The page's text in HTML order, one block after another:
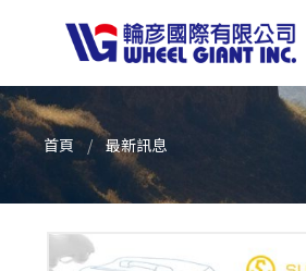
產品
首頁 最新訊息